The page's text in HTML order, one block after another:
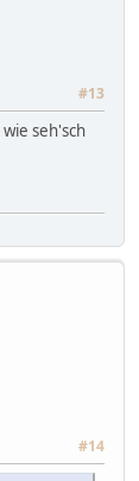
#13
seh'sch
#14